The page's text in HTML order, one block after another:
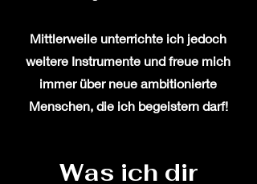
Mittlerweile unterrichte ich jedoch
weitere Instrumente und freue mich
immer über neue ambitionierte
Menschen, die ich begeistern darf!
Was ich dir